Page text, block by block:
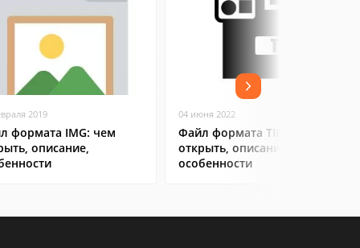
2019
формата IMG: чем
описание,
04 июня 2022
Файл формата TIF: чем
открыть, описание,
особенности